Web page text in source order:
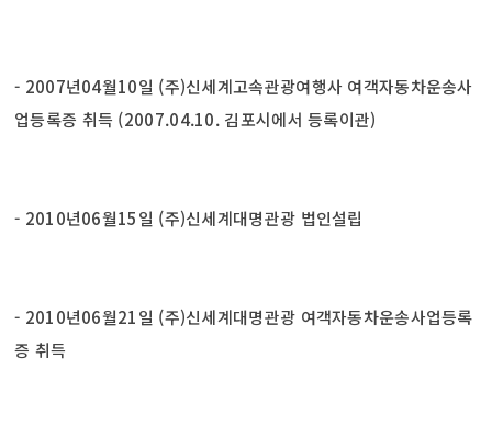
- 2007년04월10일 (주)신세계고속관광여행사 여객자동차운송사
업등록증 취득 (2007.04.10. 김포시에서 등록이관)
- 2010년06월15일 (주)신세계대명관광 법인설립
- 2010년06월21일 (주)신세계대명관광 여객자동차운송사업등록
증 취득